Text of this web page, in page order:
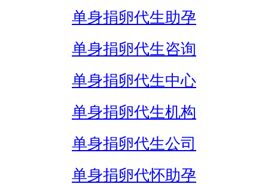
单身捐卵代生助孕
单身捐卵代生咨询
单身捐卵代生中心
单身捐卵代生机构
单身捐卵代生公司
单身捐卵代怀助孕